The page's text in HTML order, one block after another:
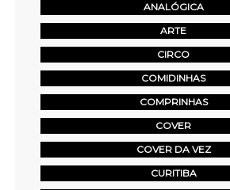
ANALÓGICA
ARTE
CIRCO
COMIDINHAS
COMPRINHAS
COVER
COVER DA VEZ
CURITIBA